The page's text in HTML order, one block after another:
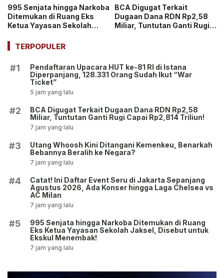
995 Senjata hingga Narkoba
Ditemukan di Ruang Eks
Ketua Yayasan Sekolah
Ekskul Menembak!
BCA Digugat Terkait
Dugaan Dana RDN Rp2,58
Miliar, Tuntutan Ganti Rugi
TERPOPULER
#1
Pendaftaran Upacara HUT ke-81 RI di Istana
Diperpanjang, 128.331 Orang Sudah Ikut “War
Ticket”
5 jam yang lalu
#2
BCA Digugat Terkait Dugaan Dana RDN Rp2,58
Miliar, Tuntutan Ganti Rugi Capai Rp2,814 Triliun!
7 jam yang lalu
#3
Utang Whoosh Kini Ditangani Kemenkeu, Benarkah
Bebannya Beralih ke Negara?
7 jam yang lalu
#4
Catat! Ini Daftar Event Seru di Jakarta Sepanjang
Agustus 2026, Ada Konser hingga Laga Chelsea vs
AC Milan
7 jam yang lalu
#5
995 Senjata hingga Narkoba Ditemukan di Ruang
Eks Ketua Yayasan Sekolah Jaksel, Disebut untuk
Ekskul Menembak!
7 jam yang lalu